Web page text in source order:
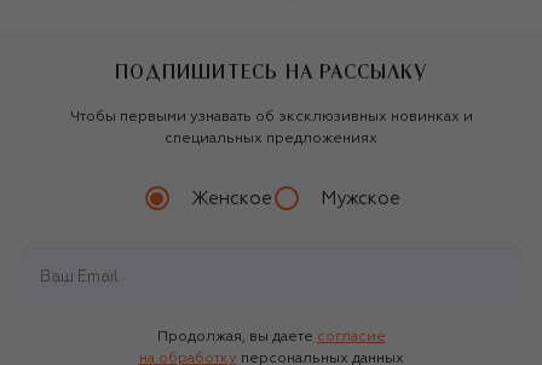
ПОДПИШИТЕСЬ НА РАССЫЛКУ
Чтобы первыми узнавать об эксклюзивных новинках и
специальных предложениях
Женское Мужское
Продолжая, вы даете согласие
на обработку персональных данных